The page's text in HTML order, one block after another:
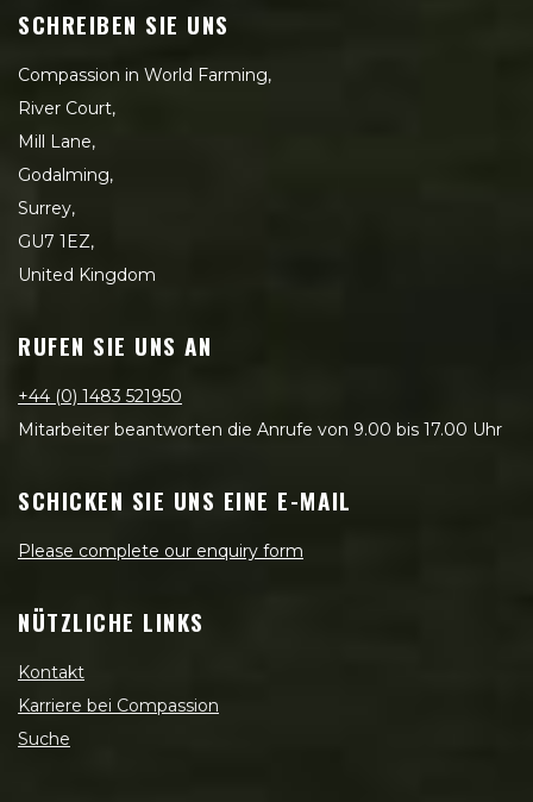
SCHREIBEN SIE UNS
Compassion in World Farming,
River Court,
Mill Lane,
Godalming,
Surrey,
GU7 1EZ,
United Kingdom
RUFEN SIE UNS AN
+44 (0) 1483 521950
Mitarbeiter beantworten die Anrufe von 9.00 bis 17.00 Uhr
SCHICKEN SIE UNS EINE E-MAIL
Please complete our enquiry form
NÜTZLICHE LINKS
Kontakt
Karriere bei Compassion
Suche